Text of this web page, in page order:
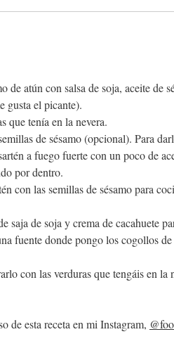
de atún con salsa de soja, aceite de
gusta el picante).
que tenía en la nevera.
de sésamo (opcional). Para
a fuego fuerte con un poco de
por dentro.
con las semillas de sésamo para
saja de soja y crema de cacahuete
fuente donde pongo los cogollos
con las verduras que tengáis en la
de esta receta en mi Instagram,